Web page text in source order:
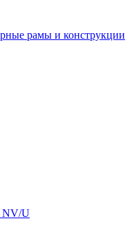
рамы и конструкции
NV/U